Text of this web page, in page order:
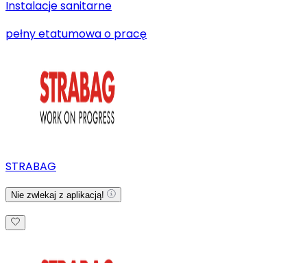
Instalacje sanitarne
pełny etatumowa o pracę
STRABAG
Nie zwlekaj z aplikacją!